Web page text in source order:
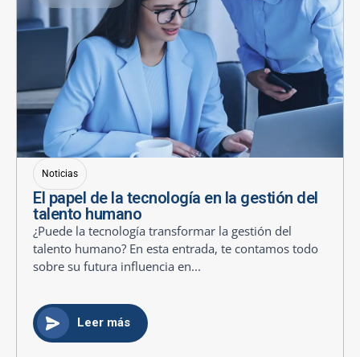
Noticias
El papel de la tecnología en la gestión del
talento humano
¿Puede la tecnología transformar la gestión del
talento humano? En esta entrada, te contamos todo
sobre su futura influencia en...
Leer más